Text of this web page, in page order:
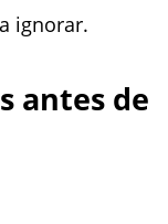
ignorar.
antes de